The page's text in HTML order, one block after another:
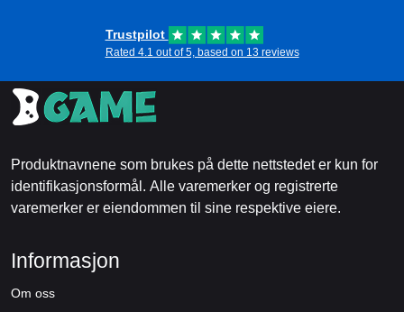
Trustpilot
Rated 4.1 out of 5, based on 13 reviews
Produktnavnene som brukes på dette nettstedet er kun for
identifikasjonsformål. Alle varemerker og registrerte
varemerker er eiendommen til sine respektive eiere.
Informasjon
Om oss